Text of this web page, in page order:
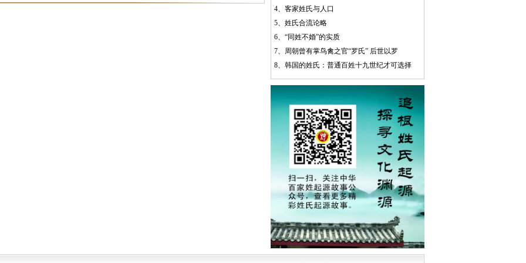
4、 客家姓氏与人口
5、 姓氏合流论略
6、 “同姓不婚”的实质
7、 周朝曾有掌鸟禽之官“罗氏” 后世以罗
8、 韩国的姓氏：普通百姓十九世纪才可选择